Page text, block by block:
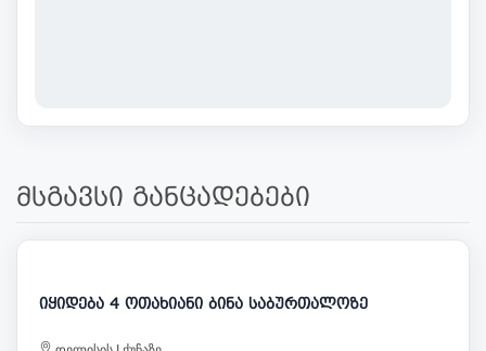
მსგავსი განცადებები
180 000
იყიდება 4 ოთახიანი ბინა საბურთალოზე